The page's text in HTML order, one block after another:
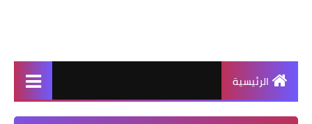
الرئيسية